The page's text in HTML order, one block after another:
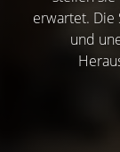
erwartet. Die
und